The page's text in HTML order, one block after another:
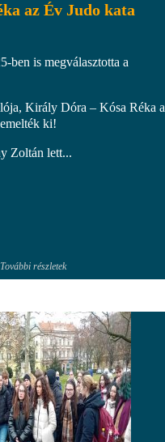
az Év Judo kata
ben is megválasztotta a
Király Dóra – Kósa Réka
ki!
Zoltán lett...
További részletek